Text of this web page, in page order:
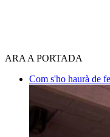
ARA A PORTADA
Com s'ho haurà de